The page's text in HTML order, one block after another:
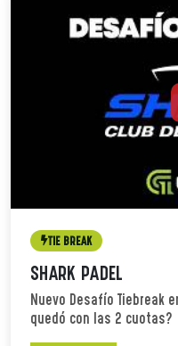
TIE BREAK
SHARK PADEL
Nuevo Desafío Tiebreak
quedó con las 2 cuotas?